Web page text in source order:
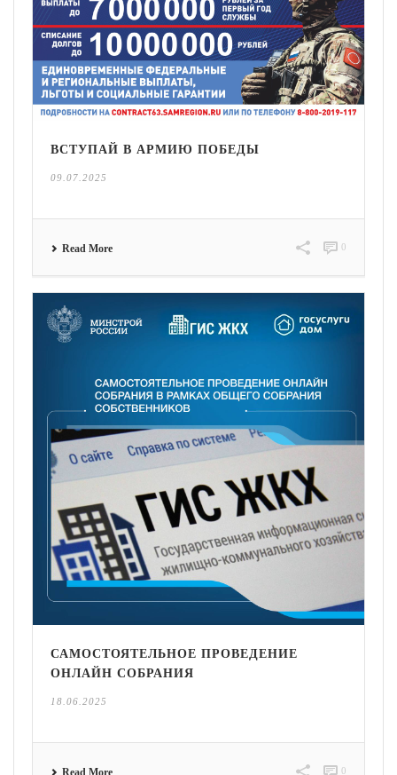
ВСТУПАЙ В АРМИЮ ПОБЕДЫ
09.07.2025
Read More 0
САМОСТОЯТЕЛЬНОЕ ПРОВЕДЕНИЕ
ОНЛАЙН СОБРАНИЯ
18.06.2025
Read More 0